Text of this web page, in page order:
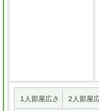
1人部屋広さ 2人部屋